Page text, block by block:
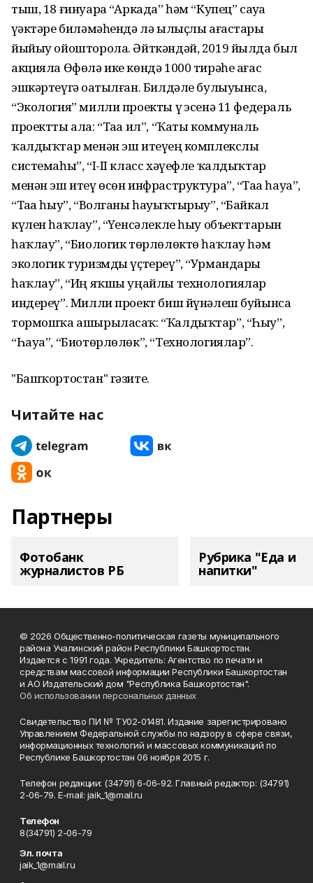
тыш, 18 ғинуарҙа “Аркада” һәм “Купец” сауҙа
үҙәктәре биләмәһендә лә ылыҫлы ағастарҙы
йыйыу ойошторола. Әйткәндәй, 2019 йылда был
акцияла Өфөлә ике көндә 1000 тирәһе ағас
эшкәртеүгә оҙатылған. Билдәле булыуынса,
“Экология” милли проекты үҙ эсенә 11 федераль
проектты ала: “Таҙа ил”, “Ҡаты коммуналь
ҡалдыҡтар менән эш итеүҙең комплекслы
системаһы”, “I-II класс хәүефле ҡалдыҡтар
менән эш итеү өсөн инфраструктура”, “Таҙа һауа”,
“Таҙа һыу”, “Волганы һауыҡтырыу”, “Байкал
күлен һаҡлау”, “Үҙенсәлекле һыу объекттарын
һаҡлау”, “Биологик төрлөлөктө һаҡлау һәм
экологик туризмды үҫтереү”, “Урмандарҙы
һаҡлау”, “Иң яҡшы уңайлы технологиялар
индереү”. Милли проект биш йүнәлеш буйынса
тормошҡа ашырыласаҡ: “Ҡалдыҡтар”, “Һыу”,
“Һауа”, “Биотөрлөлөк”, “Технологиялар”.
"Башҡортостан" гәзите.
Читайте нас
Партнеры
Фотобанк
журналистов РБ
Рубрика "Еда и
напитки"
© 2026 Общественно-политическая газеты муниципального
района Учалинский район Республики Башкортостан.
Издается с 1991 года. Учредитель: Агентство по печати и
средствам массовой информации Республики Башкортостан
и АО Издательский дом "Республика Башкортостан".
Об использовании персональных данных
Свидетельство ПИ № ТУ02-01481. Издание зарегистрировано
Управлением Федеральной службы по надзору в сфере связи,
информационных технологий и массовых коммуникаций по
Республике Башкортостан 06 ноября 2015 г.
Телефон редакции: (34791) 6-06-92. Главный редактор: (34791)
2-06-79. Е-mаil: jaik_1@mail.ru
Телефон
8(34791) 2-06-79
Эл. почта
jaik_1@mail.ru